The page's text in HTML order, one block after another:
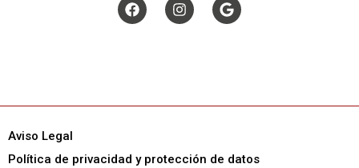
Aviso Legal
Política de privacidad y protección de datos